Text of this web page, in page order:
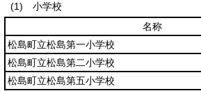
(1)
小学校
名称
松島町立松島第一小学校
松島町立松島第二小学校
松島町立松島第五小学校